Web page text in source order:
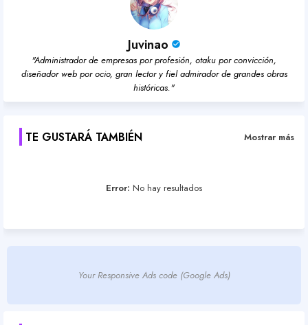
Juvinao
"Administrador de empresas por profesión, otaku por convicción,
diseñador web por ocio, gran lector y fiel admirador de grandes obras
históricas."
TE GUSTARÁ TAMBIÉN Mostrar más
Error: No hay resultados
Your Responsive Ads code (Google Ads)